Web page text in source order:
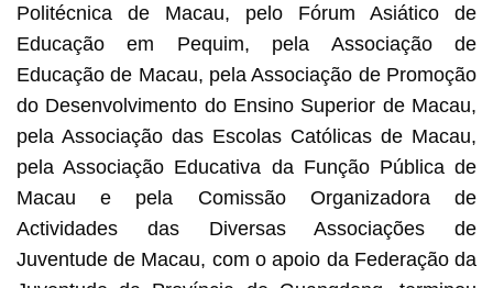
Politécnica de Macau, pelo Fórum Asiático de
Educação em Pequim, pela Associação de
Educação de Macau, pela Associação de Promoção
do Desenvolvimento do Ensino Superior de Macau,
pela Associação das Escolas Católicas de Macau,
pela Associação Educativa da Função Pública de
Macau e pela Comissão Organizadora de
Actividades das Diversas Associações de
Juventude de Macau, com o apoio da Federação da